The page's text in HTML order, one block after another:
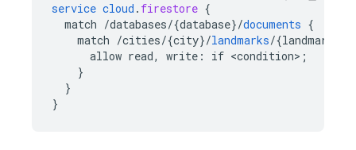
service cloud . firestore {
match /databases/{database}/documents {
match /cities/{city}/landmarks/{landmark
allow read, write : if <condition> ;
}
}
}